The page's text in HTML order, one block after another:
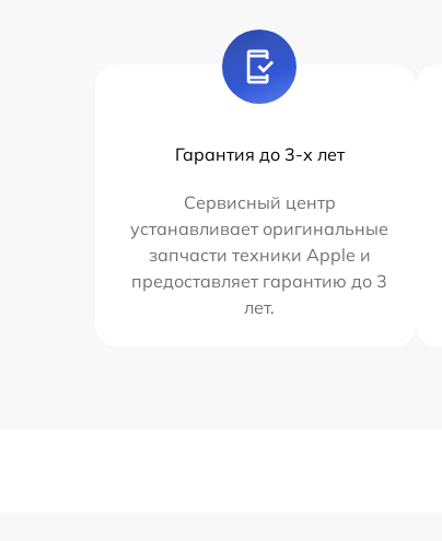
Гарантия до 3-х лет
Сервисный центр
устанавливает оригинальные
запчасти техники Apple и
предоставляет гарантию до 3
лет.